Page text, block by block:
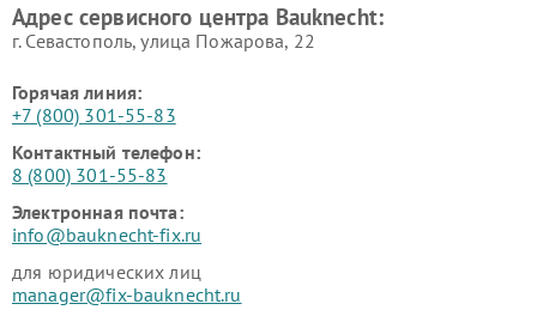
Адрес сервисного центра Bauknecht:
г. Севастополь, улица Пожарова, 22
Горячая линия:
+7 (800) 301-55-83
Контактный телефон:
8 (800) 301-55-83
Электронная почта:
info@bauknecht-fix.ru
для юридических лиц
manager@fix-bauknecht.ru